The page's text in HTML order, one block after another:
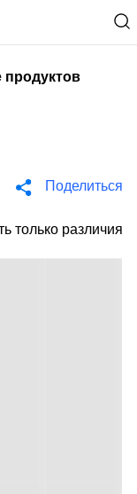
Поделиться
только различия